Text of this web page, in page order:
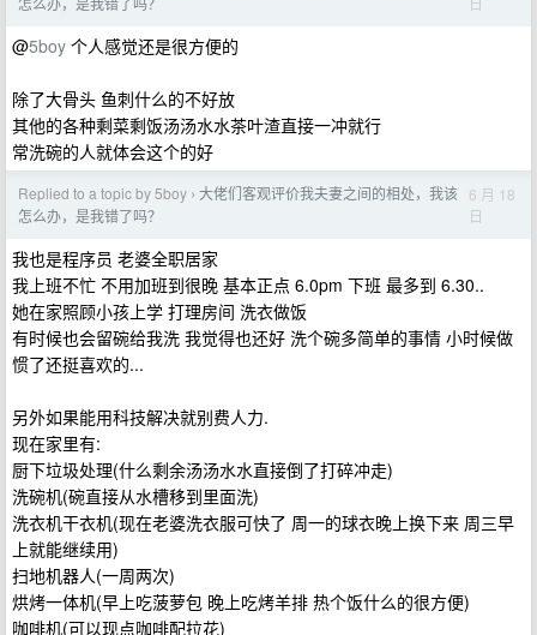
@5boy 个人感觉还是很方便的
除了大骨头 鱼刺什么的不好放
其他的各种剩菜剩饭汤汤水水茶叶渣直接一冲就行
常洗碗的人就体会这个的好
Replied to a topic by 5boy › 大佬们客观评价我夫妻之间的相处，我该
怎么办，是我错了吗？
6 月 18
日
我也是程序员 老婆全职居家
我上班不忙 不用加班到很晚 基本正点 6.0pm 下班 最多到 6.30..
她在家照顾小孩上学 打理房间 洗衣做饭
有时候也会留碗给我洗 我觉得也还好 洗个碗多简单的事情 小时候做
惯了还挺喜欢的...
另外如果能用科技解决就别费人力.
现在家里有:
厨下垃圾处理(什么剩余汤汤水水直接倒了打碎冲走)
洗碗机(碗直接从水槽移到里面洗)
洗衣机干衣机(现在老婆洗衣服可快了 周一的球衣晚上换下来 周三早
上就能继续用)
扫地机器人(一周两次)
烘烤一体机(早上吃菠萝包 晚上吃烤羊排 热个饭什么的很方便)
咖啡机(可以现点咖啡配拉花)